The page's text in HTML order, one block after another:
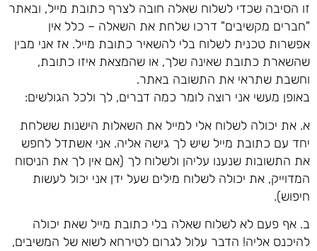
זו הסיבה שכדי לשלוח שאלה חובה לצרף כתובת מייל, ובאתר
"חברים מקשיבים" דרכו שלחת את השאלה – כלל אין
אפשרות טכנית לשלוח בלי להשאיר כתובת מייל. אז אני מבין
שהשארת כתובת שאינה שלך, או שהמצאת איזו כתובת,
וחשבת שתראי את התשובה באתר.
באופן מעשי אני רוצה לומר כמה דברים, לך ולכל הגולשים:
א. את יכולה לשלוח אלי למייל את השאלות הישנות ששלחת
יחד עם כתובת מייל שיש לך גישה אליה. אני אשתדל לחפש
את התשובות שנענו עליהן ולשלוח לך (אם אין לך את הניסוח
המדוייק, את יכולה לשלוח מילים שעל ידן אני יכול לעשות
חיפוש).
ב. אף פעם לא לשלוח שאלה בלי כתובת מייל שאת יכולה
להיכנס אליה! הדבר עלול לגרום לטירחא לשוא של המשיבים,